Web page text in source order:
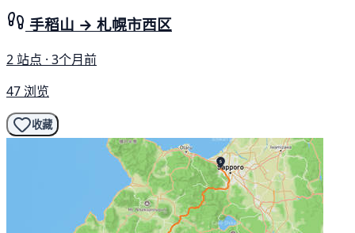
手稻山 → 札幌市西区
2 站点 · 3个月前
47 浏览
收藏